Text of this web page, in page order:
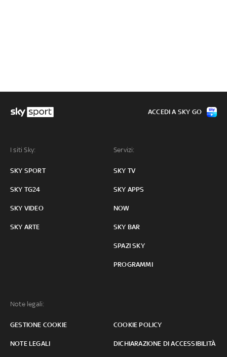
I siti Sky:
SKY SPORT
SKY TG24
SKY VIDEO
SKY ARTE
Servizi:
SKY TV
SKY APPS
NOW
SKY BAR
SPAZI SKY
PROGRAMMI
Note legali:
GESTIONE COOKIE COOKIE POLICY
NOTE LEGALI DICHIARAZIONE DI ACCESSIBILITÀ
ACCEDI A SKY GO